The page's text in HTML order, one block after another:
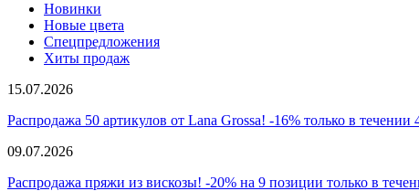
Новинки
Новые цвета
Спецпредложения
Хиты продаж
15.07.2026
Распродажа 50 артикулов от Lana Grossa! -16% только в течении
09.07.2026
Распродажа пряжи из вискозы! -20% на 9 позиции только в